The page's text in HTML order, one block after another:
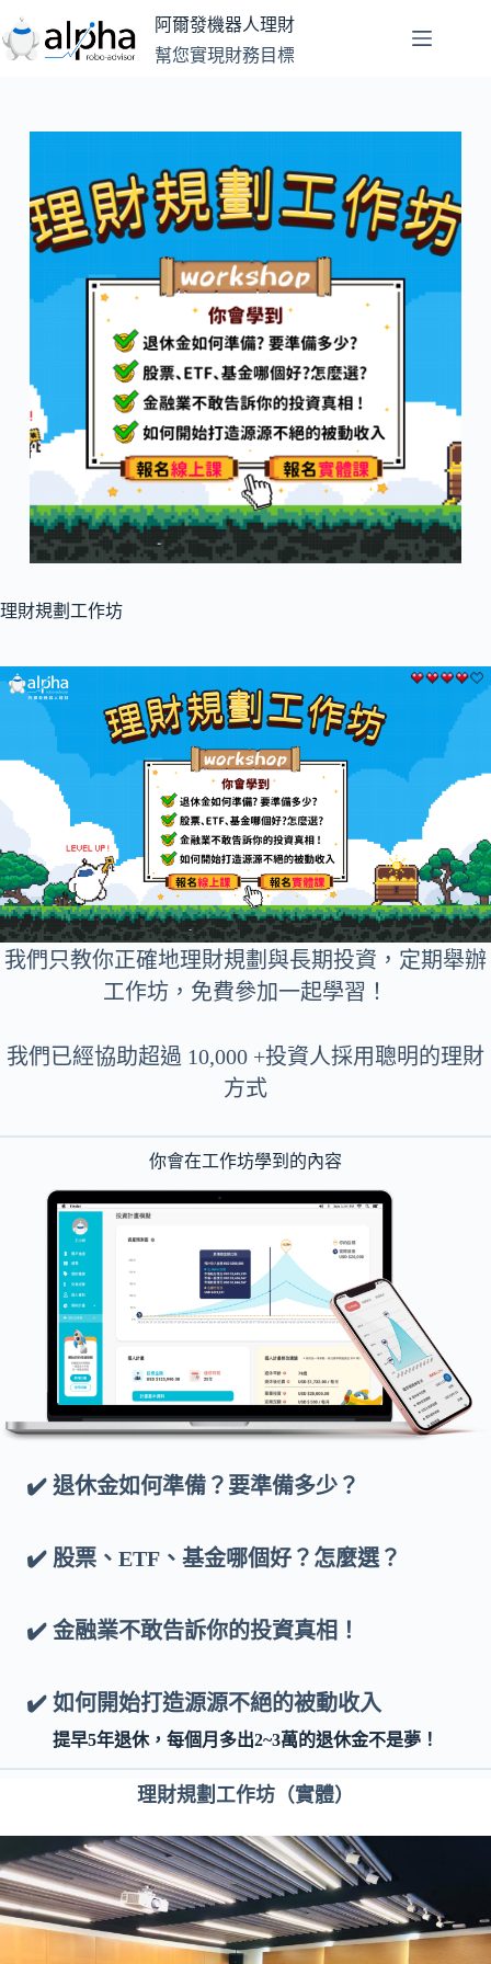
至
主
阿爾發機器人理財
幫您實現財務目標
理財規劃工作坊
我們只教你正確地理財規劃與長期投資，定期舉辦
工作坊，免費參加一起學習！
我們已經協助超過 10,000 +投資人採用聰明的理財
方式
你會在工作坊學到的內容
✔️ 退休金如何準備？ 要準備多少？
✔️ 股票、ETF、基金哪個好？怎麼選？
✔️ 金融業不敢告訴你的投資真相！
✔️ 如何開始打造源源不絕的被動收入
提早5年退休，每個月多出2~3萬的退休金不是夢！
理財規劃工作坊 （實體）